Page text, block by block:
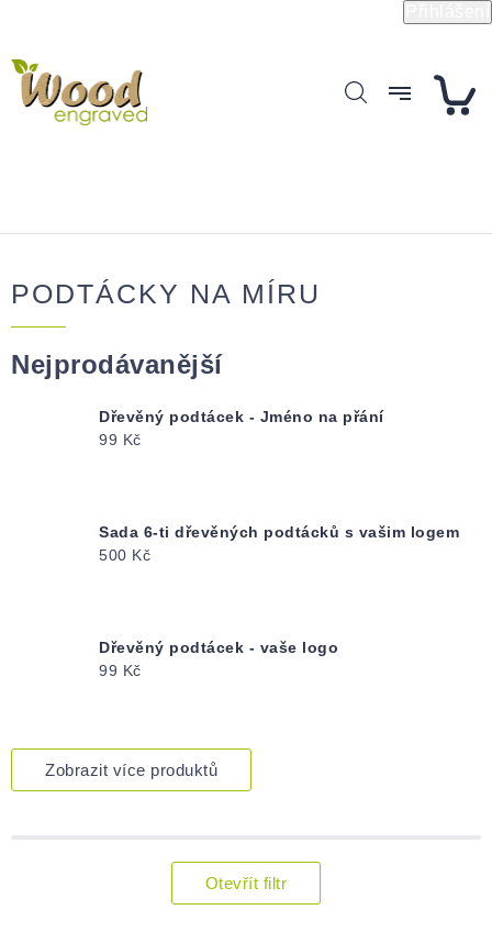
PODTÁCKY NA MÍRU
Nejprodávanější
Dřevěný podtácek - Jméno na přání
99 Kč
Sada 6-ti dřevěných podtácků s vašim logem
500 Kč
Dřevěný podtácek - vaše logo
99 Kč
Zobrazit více produktů
Otevřít filtr